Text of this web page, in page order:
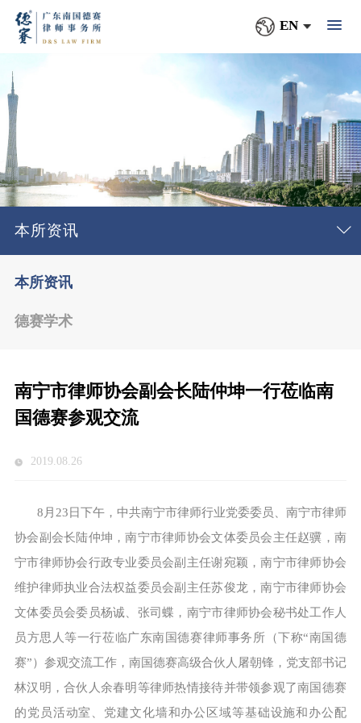
EN
本所资讯
本所资讯
德赛学术
南宁市律师协会副会长陆仲坤一行莅临南
国德赛参观交流
2019.08.26
8月23日下午，中共南宁市律师行业党委委员、南宁市律师
协会副会长陆仲坤，南宁市律师协会文体委员会主任赵骥，南
宁市律师协会行政专业委员会副主任谢宛颖，南宁市律师协会
维护律师执业合法权益委员会副主任苏俊龙，南宁市律师协会
文体委员会委员杨诚、张司蝶，南宁市律师协会秘书处工作人
员方思人等一行莅临广东南国德赛律师事务所（下称“南国德
赛”）参观交流工作，南国德赛高级合伙人屠朝锋，党支部书记
林汉明，合伙人余春明等律师热情接待并带领参观了南国德赛
的党员活动室、党建文化墙和办公区域等基础设施和办公配